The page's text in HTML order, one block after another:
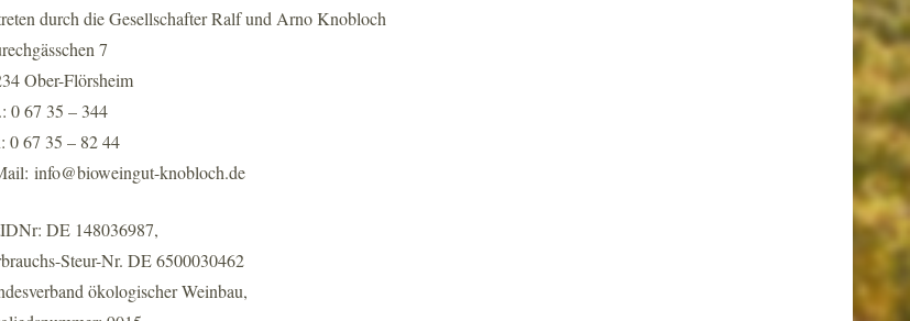
durch die Gesellschafter Ralf und Arno Knobloch
7
Ober-Flörsheim
0 67 35 – 344
0 67 35 – 82 44
info@bioweingut-knobloch.de
DE 148036987,
Steur-Nr. DE 6500030462
ökologischer Weinbau,